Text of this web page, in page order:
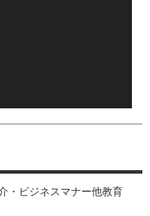
・ビジネスマナー他教育